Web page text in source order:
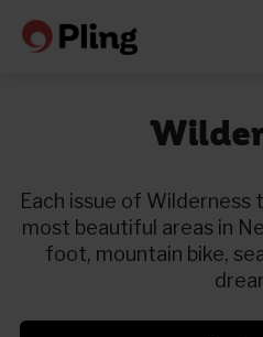
Each issue of
most beautiful areas in
foot, mountain bike,